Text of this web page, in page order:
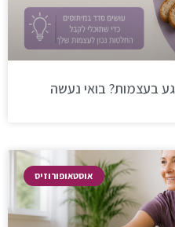
בעצמות? בואי נעשה
אוסטאופורוזיס